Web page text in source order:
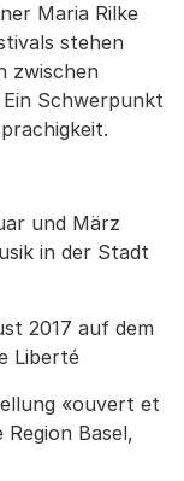
Maria Rilke
stehen
zwischen
Schwerpunkt
und März
in der Stadt
2017 auf dem
Liberté
«ouvert et
Basel,